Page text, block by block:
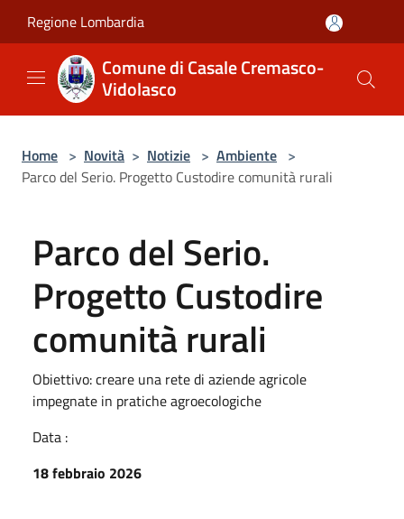
Regione Lombardia
Comune di Casale Cremasco-
Vidolasco
Home > Novità > Notizie > Ambiente >
Parco del Serio. Progetto Custodire comunità rurali
Parco del Serio.
Progetto Custodire
comunità rurali
Obiettivo: creare una rete di aziende agricole
impegnate in pratiche agroecologiche
Data :
18 febbraio 2026